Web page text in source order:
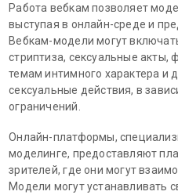
Работа вебкам позволяет
выступая в онлайн-среде и
Вебкам-модели могут
стриптиза, сексуальные акты,
темам интимного характера и
сексуальные действия, в
ограничений.
Онлайн-платформы,
моделинге, предоставляют
зрителей, где они могут
Модели могут устанавливать